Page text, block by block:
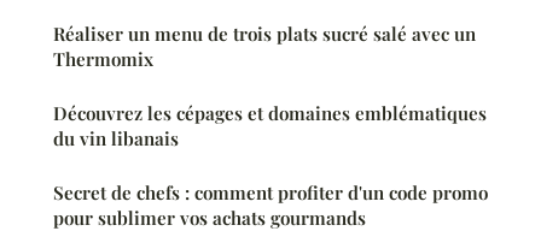
Réaliser un menu de trois plats sucré salé avec un
Thermomix
Découvrez les cépages et domaines emblématiques
du vin libanais
Secret de chefs : comment profiter d'un code promo
pour sublimer vos achats gourmands